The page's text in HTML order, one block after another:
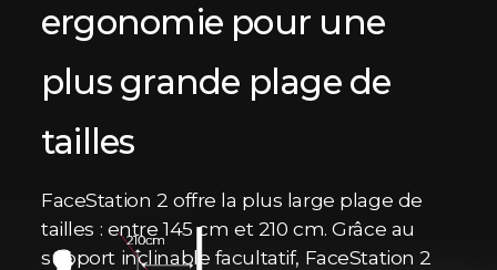
ergonomie pour une
plus grande plage de
tailles
FaceStation 2 offre la plus large plage de
tailles : entre 145 cm et 210 cm. Grâce au
support inclinable facultatif, FaceStation 2